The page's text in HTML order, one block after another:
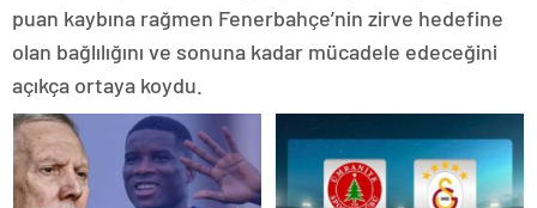
puan kaybına rağmen Fenerbahçe’nin zirve hedefine
olan bağlılığını ve sonuna kadar mücadele edeceğini
açıkça ortaya koydu.